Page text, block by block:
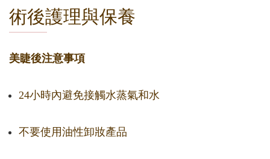
術後護理與保養
美睫後注意事項
24小時內避免接觸水蒸氣和水
不要使用油性卸妝產品